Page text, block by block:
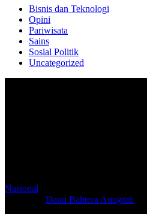
Bisnis dan Teknologi
Opini
Pariwisata
Sains
Sosial Politik
Uncategorized
Nasional
Danu Bahtera Anugrah